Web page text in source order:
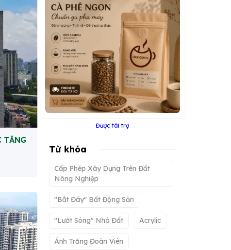
TĂNG
Được tài trợ
Từ khóa
Cấp Phép Xây Dựng Trên Đất
Nông Nghiệp
"bắt Đáy" Bất Động Sản
"lướt Sóng" Nhà Đất Acrylic
Ánh Trăng Đoàn Viên